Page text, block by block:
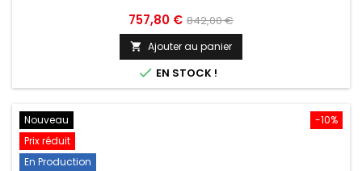
Prix
757,80 € Prix
de
base
842,00 €
 Ajouter au panier
 EN STOCK !
-10%
Nouveau
Prix réduit
En Production